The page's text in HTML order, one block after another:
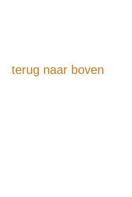
terug naar boven